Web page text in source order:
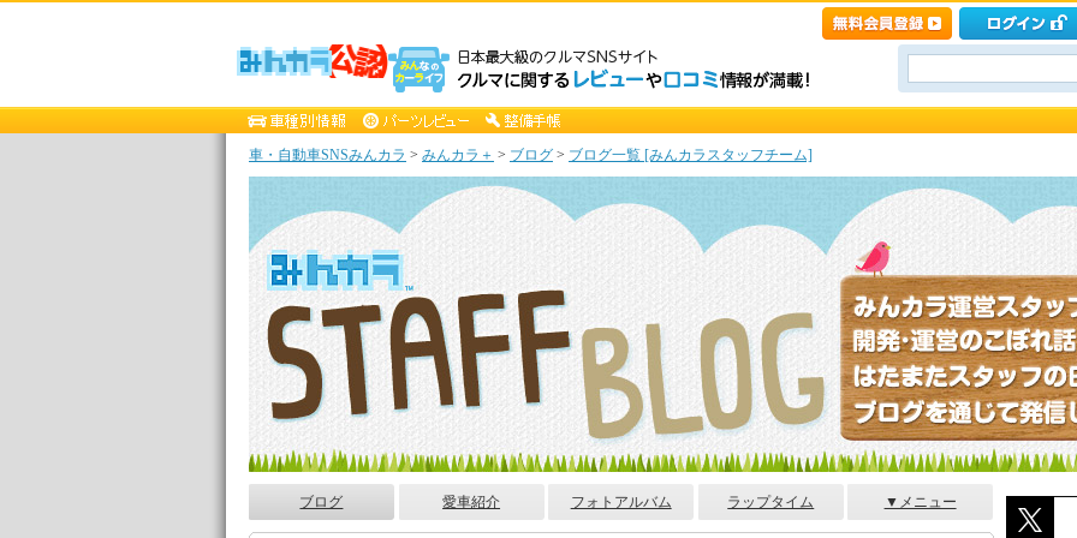
車・自動車SNSみんカラ > みんカラ＋ > ブログ > ブログ一覧 [みんカラスタッフチーム]
ブログ 愛車紹介 フォトアルバム ラップタイム ▼メニュー